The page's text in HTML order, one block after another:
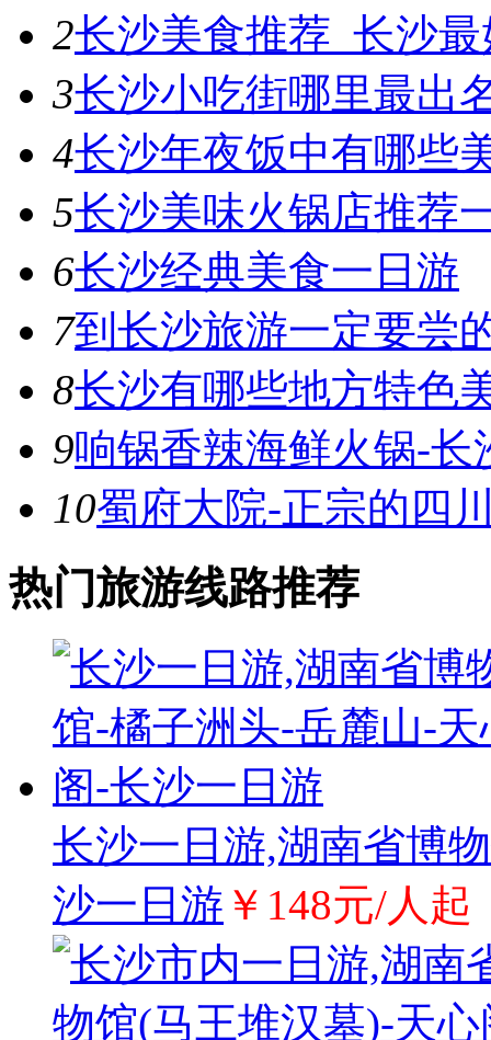
2长沙美食推荐_长沙
3长沙小吃街哪里最出
4长沙年夜饭中有哪些
5长沙美味火锅店推荐
6长沙经典美食一日游
7到长沙旅游一定要尝
8长沙有哪些地方特色
9响锅香辣海鲜火锅-长
10蜀府大院-正宗的四
热门旅游线路推荐
长沙一日游,湖南省博
沙一日游 ￥148元/人起